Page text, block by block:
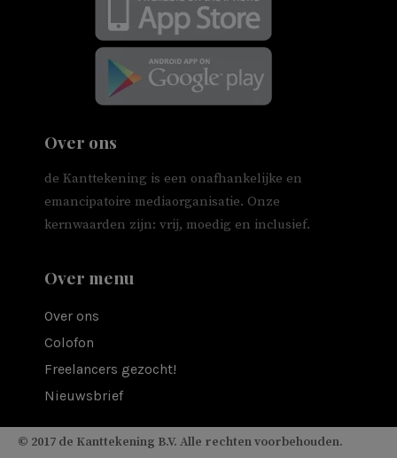
Over ons
de Kanttekening is een onafhankelijke en
emancipatoire mediaorganisatie. Onze
kernwaarden zijn: vrij, moedig en inclusief.
Over menu
Over ons
Colofon
Freelancers gezocht!
Nieuwsbrief
© 2017 de Kanttekening B.V. Alle rechten voorbehouden.